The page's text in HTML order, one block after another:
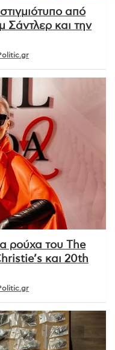
από
Σάντλερ και την
ρούχα του The
και 20th